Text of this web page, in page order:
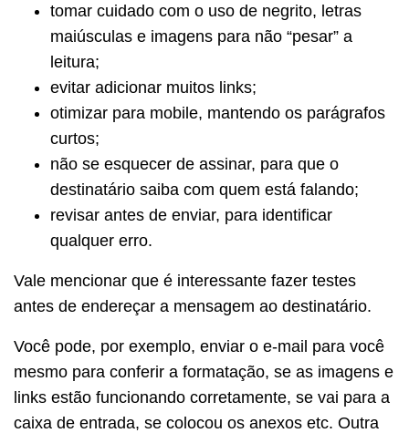
tomar cuidado com o uso de negrito, letras
maiúsculas e imagens para não “pesar” a
leitura;
evitar adicionar muitos links;
otimizar para mobile, mantendo os parágrafos
curtos;
não se esquecer de assinar, para que o
destinatário saiba com quem está falando;
revisar antes de enviar, para identificar
qualquer erro.
Vale mencionar que é interessante fazer testes
antes de endereçar a mensagem ao destinatário.
Você pode, por exemplo, enviar o e-mail para você
mesmo para conferir a formatação, se as imagens e
links estão funcionando corretamente, se vai para a
caixa de entrada, se colocou os anexos etc. Outra